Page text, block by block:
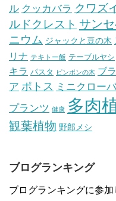
ル クッカバラ クワズ
ルドクレスト サン
ニウム ジャックと豆の木
リナ テキトー飯 テーブルヤシ
キラ パスタ ピンポンの木 ブ
ア ポトス ミニクロー
プランツ 健康 多肉
観葉植物 野郎メシ
ブログランキング
ブログランキングに参加